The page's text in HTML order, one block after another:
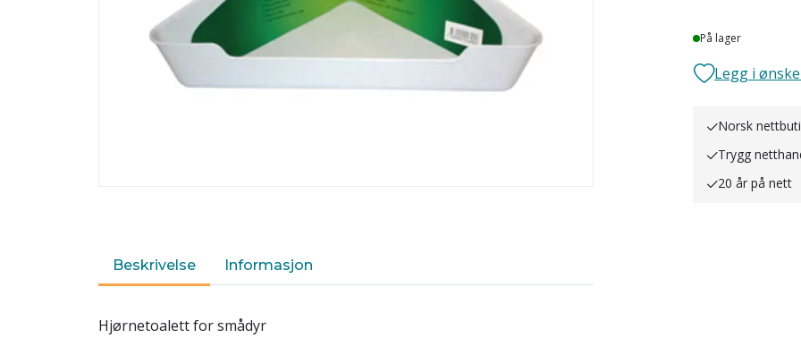
Lager
På lager
Legg i
Norsk
Trygg
20 år på nett
Beskrivelse Informasjon
Hjørnetoalett for smådyr